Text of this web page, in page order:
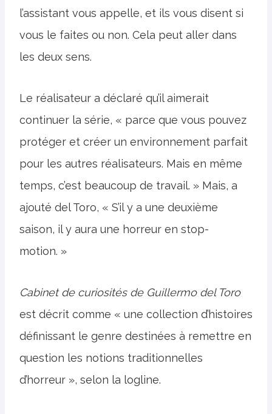
l’assistant vous appelle, et ils vous disent si
vous le faites ou non. Cela peut aller dans
les deux sens.
Le réalisateur a déclaré qu’il aimerait
continuer la série, « parce que vous pouvez
protéger et créer un environnement parfait
pour les autres réalisateurs. Mais en même
temps, c’est beaucoup de travail. » Mais, a
ajouté del Toro, « S’il y a une deuxième
saison, il y aura une horreur en stop-
motion. »
Cabinet de curiosités de Guillermo del Toro
est décrit comme « une collection d’histoires
définissant le genre destinées à remettre en
question les notions traditionnelles
d’horreur », selon la logline.